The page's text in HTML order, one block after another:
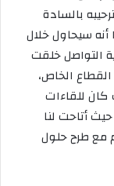
بالسادة
أنه سيحاول خلال
التواصل خلقت
الخاص،
كان للقاءات
أتاحت لنا
مع طرح حلول